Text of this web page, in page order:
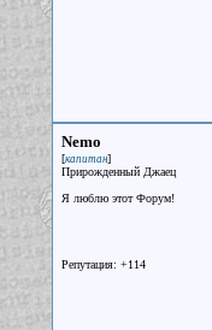
Nemo
[капитан]
Прирожденный Джаец
Я люблю этот Форум!
Репутация: +114